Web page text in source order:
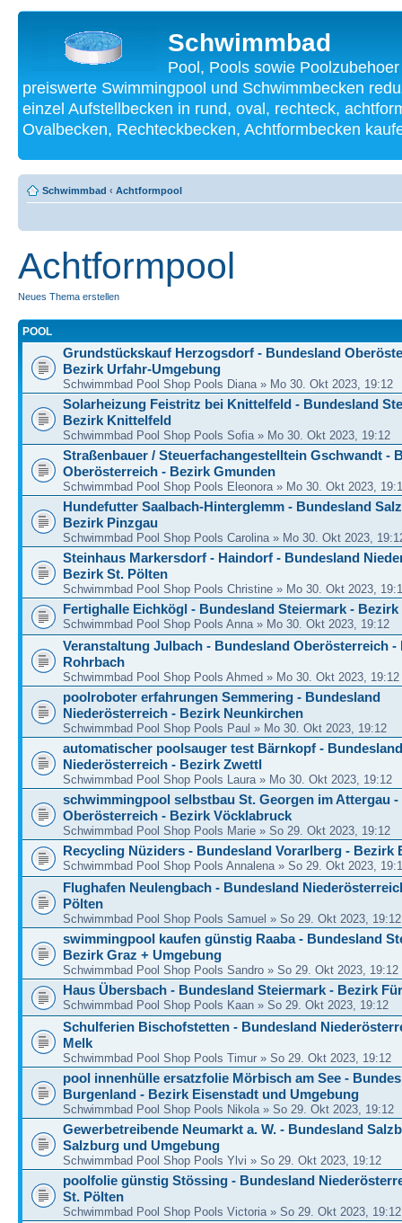
Schwimmbad
Pool, Pools sowie
preiswerte Swimmingpool und Schwimmbecken
einzel Aufstellbecken in rund, oval, rechteck,
Ovalbecken, Rechteckbecken, Achtformbecken
Schwimmbad ‹ Achtformpool
Achtformpool
Neues Thema erstellen
POOL
Grundstückskauf Herzogsdorf - Bundesland
Bezirk Urfahr-Umgebung
Schwimmbad Pool Shop Pools Diana » Mo 30. Okt 2023, 19:12
Solarheizung Feistritz bei Knittelfeld - Bundesland
Bezirk Knittelfeld
Schwimmbad Pool Shop Pools Sofia » Mo 30. Okt 2023, 19:12
Straßenbauer / Steuerfachangestelltein Gschwandt -
Oberösterreich - Bezirk Gmunden
Schwimmbad Pool Shop Pools Eleonora » Mo 30. Okt 2023,
Hundefutter Saalbach-Hinterglemm - Bundesland
Bezirk Pinzgau
Schwimmbad Pool Shop Pools Carolina » Mo 30. Okt 2023,
Steinhaus Markersdorf - Haindorf - Bundesland
Bezirk St. Pölten
Schwimmbad Pool Shop Pools Christine » Mo 30. Okt 2023,
Fertighalle Eichkögl - Bundesland Steiermark - Bezirk
Schwimmbad Pool Shop Pools Anna » Mo 30. Okt 2023, 19:12
Veranstaltung Julbach - Bundesland Oberösterreich -
Rohrbach
Schwimmbad Pool Shop Pools Ahmed » Mo 30. Okt 2023, 19:12
poolroboter erfahrungen Semmering - Bundesland
Niederösterreich - Bezirk Neunkirchen
Schwimmbad Pool Shop Pools Paul » Mo 30. Okt 2023, 19:12
automatischer poolsauger test Bärnkopf - Bundesland
Niederösterreich - Bezirk Zwettl
Schwimmbad Pool Shop Pools Laura » Mo 30. Okt 2023, 19:12
schwimmingpool selbstbau St. Georgen im Attergau
Oberösterreich - Bezirk Vöcklabruck
Schwimmbad Pool Shop Pools Marie » So 29. Okt 2023, 19:12
Recycling Nüziders - Bundesland Vorarlberg - Bezirk
Schwimmbad Pool Shop Pools Annalena » So 29. Okt 2023,
Flughafen Neulengbach - Bundesland
Pölten
Schwimmbad Pool Shop Pools Samuel » So 29. Okt 2023, 19:12
swimmingpool kaufen günstig Raaba - Bundesland
Bezirk Graz + Umgebung
Schwimmbad Pool Shop Pools Sandro » So 29. Okt 2023, 19:12
Haus Übersbach - Bundesland Steiermark - Bezirk
Schwimmbad Pool Shop Pools Kaan » So 29. Okt 2023, 19:12
Schulferien Bischofstetten - Bundesland
Melk
Schwimmbad Pool Shop Pools Timur » So 29. Okt 2023, 19:12
pool innenhülle ersatzfolie Mörbisch am See -
Burgenland - Bezirk Eisenstadt und Umgebung
Schwimmbad Pool Shop Pools Nikola » So 29. Okt 2023, 19:12
Gewerbetreibende Neumarkt a. W. - Bundesland
Salzburg und Umgebung
Schwimmbad Pool Shop Pools Ylvi » So 29. Okt 2023, 19:12
poolfolie günstig Stössing - Bundesland
St. Pölten
Schwimmbad Pool Shop Pools Victoria » So 29. Okt 2023, 19:12